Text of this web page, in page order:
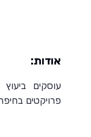
אודות:
עוסקים
פרויקטים